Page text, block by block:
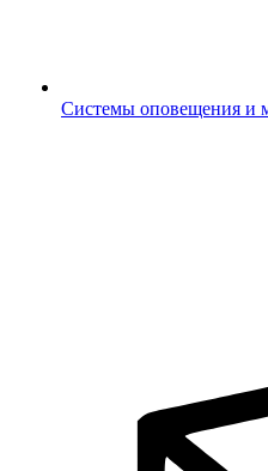
Системы оповещения и